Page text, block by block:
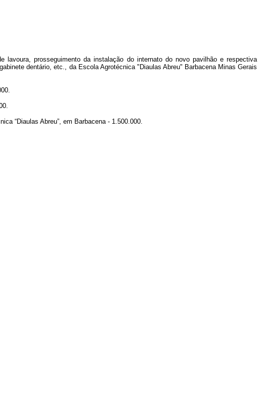
prosseguimento da instalação do internato do novo pavilhão e respectiva
dentário, etc., da Escola Agrotécnica "Diaulas Abreu" Barbacena Minas Gerais
“Diaulas Abreu”, em Barbacena - 1.500.000.